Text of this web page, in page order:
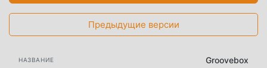
Предыдущие версии
НАЗВАНИЕ Groovebox